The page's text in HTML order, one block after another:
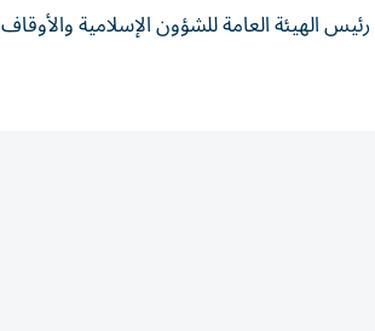
الهيئة العامة للشؤون الإسلامية والأوقاف